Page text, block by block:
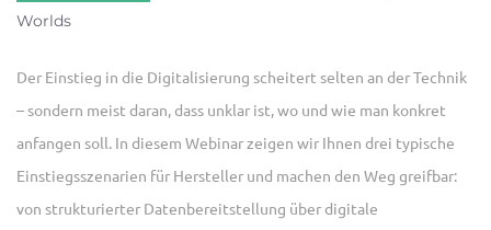
Worlds
Der Einstieg in die Digitalisierung scheitert selten an der Technik
– sondern meist daran, dass unklar ist, wo und wie man konkret
anfangen soll. In diesem Webinar zeigen wir Ihnen drei typische
Einstiegsszenarien für Hersteller und machen den Weg greifbar:
von strukturierter Datenbereitstellung über digitale